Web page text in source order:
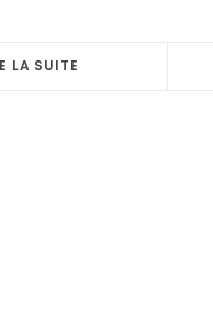
LA SUITE